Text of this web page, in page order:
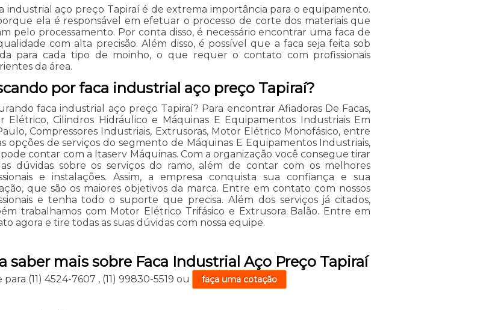
industrial aço preço Tapiraí é de extrema importância para o equipamento.
ela é responsável em efetuar o processo de corte dos materiais que
pelo processamento. Por conta disso, é necessário encontrar uma faca de
com alta precisão. Além disso, é possível que a faca seja feita sob
para cada tipo de moinho, o que requer o contato com profissionais
da área.
por faca industrial aço preço Tapiraí?
faca industrial aço preço Tapiraí? Para encontrar Afiadoras De Facas,
Elétrico, Cilindros Hidráulico e Máquinas E Equipamentos Industriais Em
Compressores Industriais, Extrusoras, Motor Elétrico Monofásico, entre
opções de serviços do segmento de Máquinas E Equipamentos Industriais,
contar com a Itaserv Máquinas. Com a organização você consegue tirar
dúvidas sobre os serviços do ramo, além de contar com os melhores
e instalações. Assim, a empresa conquista sua confiança e sua
que são os maiores objetivos da marca. Entre em contato com nossos
e tenha todo o suporte que precisa. Além dos serviços já citados,
trabalhamos com Motor Elétrico Trifásico e Extrusora Balão. Entre em
agora e tire todas as suas dúvidas com nossa equipe.
saber mais sobre Faca Industrial Aço Preço Tapiraí
para (11) 4524-7607 , (11) 99830-5519 ou faça uma cotação